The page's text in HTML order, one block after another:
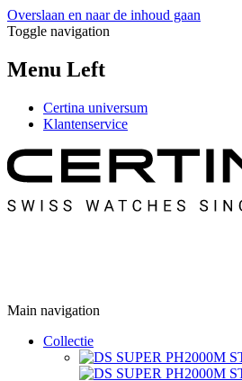
Overslaan en naar de inhoud gaan
Toggle navigation
Menu Left
Certina universum
Klantenservice
Main navigation
Collectie